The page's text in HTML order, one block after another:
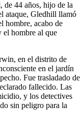
de 44 años, hijo de la
ataque, Gledhill llamó
hombre, acabo de
el hombre al que
en el distrito de
en el jardín
Fue trasladado de
fallecido. Las
y los detectives
sin peligro para la